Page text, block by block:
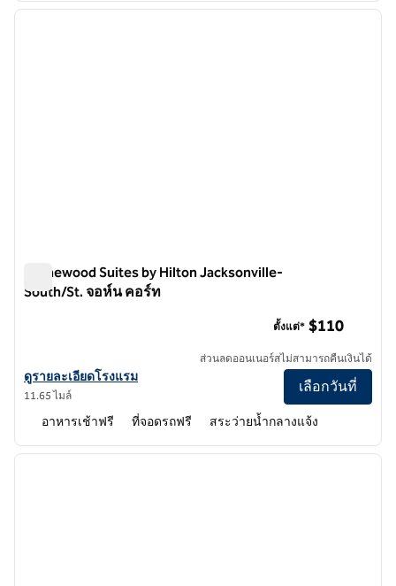
1 จาก 12
ภาพถั
Homewood Suites by Hilton Jacksonville-
South/St. จอห์น คอร์ท
ดูรายละเอียดโรงแรม Homewood Suites by Hilton Jacksonville-
ดูรายละเอียดโรงแรม
11.65 ไมล์
ตั้งแต่* $110
ส่วนลดออนเนอร์สไม่สามารถคืนเงินได้
เลือกวันที่
อาหารเช้าฟรี ที่จอดรถฟรี สระว่ายน้ำกลางแจ้ง
1 จาก 12
ภาพถั